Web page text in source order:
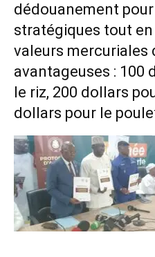
dédouanement
stratégiques tout
valeurs mercuriales
avantageuses : 100
le riz, 200 dollars
dollars pour le